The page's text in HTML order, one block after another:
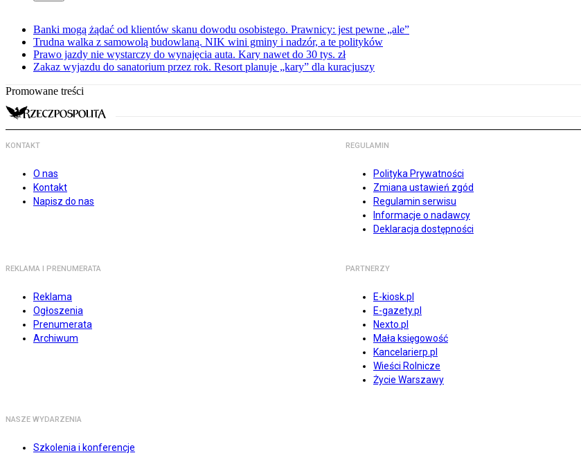
Banki mogą żądać od klientów skanu dowodu osobistego. Prawnicy: jest pewne „ale”
Trudna walka z samowolą budowlaną. NIK wini gminy i nadzór, a te polityków
Prawo jazdy nie wystarczy do wynajęcia auta. Kary nawet do 30 tys. zł
Zakaz wyjazdu do sanatorium przez rok. Resort planuje „kary” dla kuracjuszy
Promowane treści
KONTAKT
O nas
Kontakt
Napisz do nas
REGULAMIN
Polityka Prywatności
Zmiana ustawień zgód
Regulamin serwisu
Informacje o nadawcy
Deklaracja dostępności
REKLAMA I PRENUMERATA
Reklama
Ogłoszenia
Prenumerata
Archiwum
PARTNERZY
E-kiosk.pl
E-gazety.pl
Nexto.pl
Mała księgowość
Kancelarierp.pl
Wieści Rolnicze
Życie Warszawy
NASZE WYDARZENIA
Szkolenia i konferencje